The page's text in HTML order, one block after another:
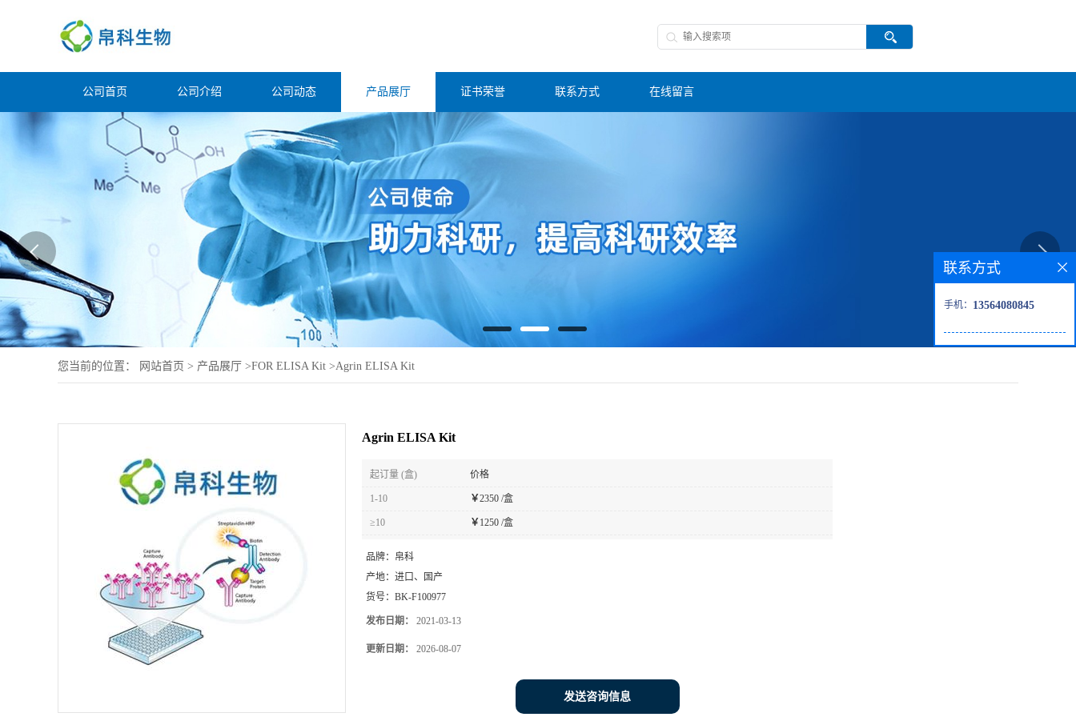
公司首页 公司介绍 公司动态 产品展厅 证书荣誉 联系方式 在线留言
您当前的位置： 网站首页 > 产品展厅 >FOR ELISA Kit >Agrin ELISA Kit
Agrin ELISA Kit
起订量 (盒) 价格
1-10 ￥2350 /盒
≥10 ￥1250 /盒
品牌： 帛科
产地： 进口、国产
货号： BK-F100977
发布日期： 2021-03-13
更新日期： 2026-08-07
发送咨询信息
联系方式
手机： 13564080845